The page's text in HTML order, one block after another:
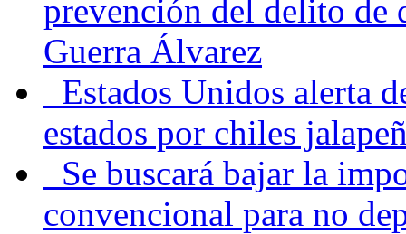
prevención del delito de
Guerra Álvarez
Estados Unidos alerta
estados por chiles
Se buscará bajar la
convencional para no